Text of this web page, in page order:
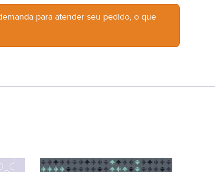
para atender seu pedido, o que